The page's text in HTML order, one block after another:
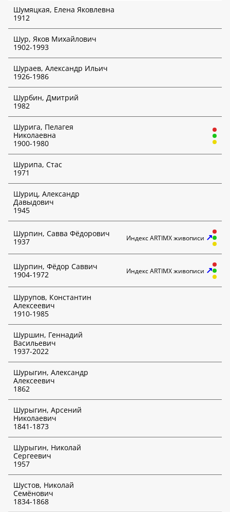
Шумяцкая, Елена Яковлевна
1912
Шур, Яков Михайлович
1902-1993
Шураев, Александр Ильич
1926-1986
Шурбин, Дмитрий
1982
Шурига, Пелагея
Николаевна
1900-1980
Шурипа, Стас
1971
Шуриц, Александр
Давыдович
1945
Шурпин, Савва Фёдорович
1937
Индекс ARTIMX живописи ↗
Шурпин, Фёдор Саввич
1904-1972
Индекс ARTIMX живописи ↗
Шурупов, Константин
Алексеевич
1910-1985
Шуршин, Геннадий
Васильевич
1937-2022
Шурыгин, Александр
Алексеевич
1862
Шурыгин, Арсений
Николаевич
1841-1873
Шурыгин, Николай
Сергеевич
1957
Шустов, Николай
Семёнович
1834-1868